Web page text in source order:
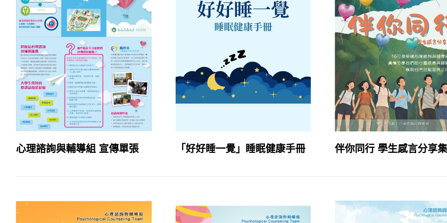
心理諮詢與輔導組 宣傳單張 「好好睡一覺」睡眠健康手冊 伴你同行 學生感言分享